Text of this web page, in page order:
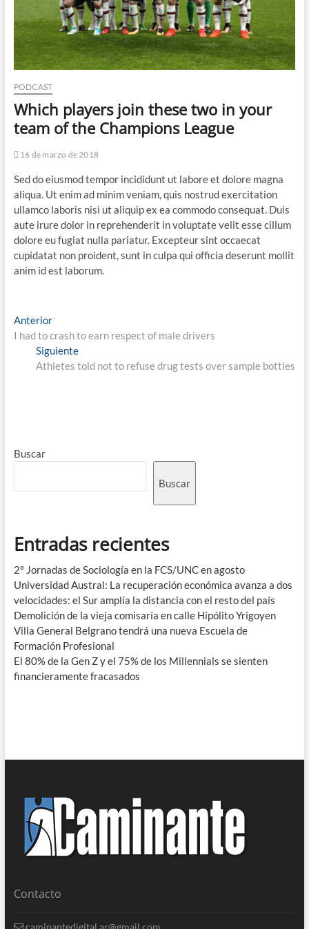
PODCAST
Which players join these two in your
team of the Champions League
16 de marzo de 2018
Sed do eiusmod tempor incididunt ut labore et dolore magna
aliqua. Ut enim ad minim veniam, quis nostrud exercitation
ullamco laboris nisi ut aliquip ex ea commodo consequat. Duis
aute irure dolor in reprehenderit in voluptate velit esse cillum
dolore eu fugiat nulla pariatur. Excepteur sint occaecat
cupidatat non proident, sunt in culpa qui officia deserunt mollit
anim id est laborum.
Anterior
I had to crash to earn respect of male drivers
Siguiente
Athletes told not to refuse drug tests over sample bottles
Buscar
Buscar
Entradas recientes
2° Jornadas de Sociología en la FCS/UNC en agosto
Universidad Austral: La recuperación económica avanza a dos
velocidades: el Sur amplía la distancia con el resto del país
Demolición de la vieja comisaría en calle Hipólito Yrigoyen
Villa General Belgrano tendrá una nueva Escuela de
Formación Profesional
El 80% de la Gen Z y el 75% de los Millennials se sienten
financieramente fracasados
Contacto
caminantedigital.ar@gmail.com